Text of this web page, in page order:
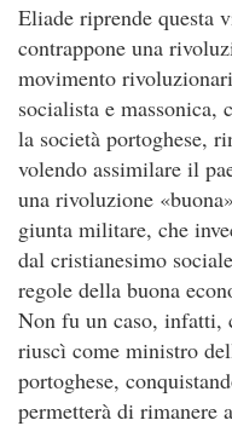
Eliade riprende questa
contrappone una
movimento
socialista e massonica,
la società portoghese,
volendo assimilare il
una rivoluzione
giunta militare, che
dal cristianesimo
regole della buona
Non fu un caso, infatti,
riuscì come ministro
portoghese,
permetterà di rimanere